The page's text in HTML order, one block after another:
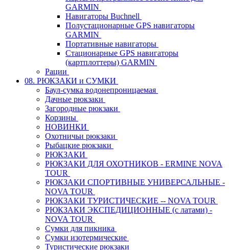
GARMIN
Навигаторы Buchnell
Полустационарные GPS навигаторы
GARMIN
Портативные навигаторы
Стационарные GPS навигаторы
(картплоттеры) GARMIN
Рации
08. РЮКЗАКИ и СУМКИ
Баул-сумка водонепроницаемая
Дачные рюкзаки
Загородные рюкзаки
Корзины
НОВИНКИ
Охотничьи рюкзаки
Рыбацкие рюкзаки
РЮКЗАКИ
РЮКЗАКИ ДЛЯ ОХОТНИКОВ - ERMINE NOVA
TOUR
РЮКЗАКИ СПОРТИВНЫЕ УНИВЕРСАЛЬНЫЕ -
NOVA TOUR
РЮКЗАКИ ТУРИСТИЧЕСКИЕ -- NOVA TOUR
РЮКЗАКИ ЭКСПЕДИЦИОННЫЕ (с латами) -
NOVA TOUR
Сумки для пикника
Сумки изотермические
Туристические рюкзаки